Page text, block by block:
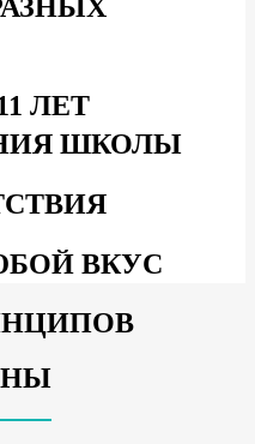
ЛЕТ
ШКОЛЫ
ВКУС